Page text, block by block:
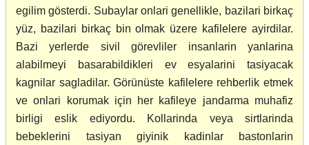
egilim gösterdi. Subaylar onlari genellikle, bazilari birkaç
yüz, bazilari birkaç bin olmak üzere kafilelere ayirdilar.
Bazi yerlerde sivil görevliler insanlarin yanlarina
alabilmeyi basarabildikleri ev esyalarini tasiyacak
kagnilar sagladilar. Görünüste kafilelere rehberlik etmek
ve onlari korumak için her kafileye jandarma muhafiz
birligi eslik ediyordu. Kollarinda veya sirtlarinda
bebeklerini tasiyan giyinik kadinlar bastonlarin